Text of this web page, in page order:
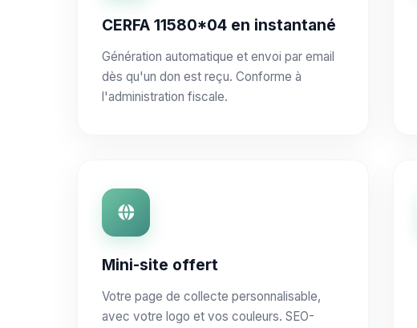
CERFA 11580*04 en instantané
Génération automatique et envoi par email
dès qu'un don est reçu. Conforme à
l'administration fiscale.
Mini-site offert
Votre page de collecte personnalisable,
avec votre logo et vos couleurs. SEO-